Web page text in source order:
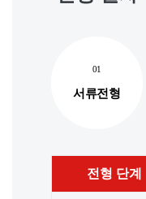
01
서류전형
전형 단계